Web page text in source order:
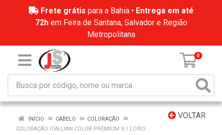
Frete grátis para a Bahia • Entrega em até
72hem Feira de Santana, Salvador e Região
Metropolitana
0
VOLTAR
INÍCIO CABELO
COLORAÇÃO
COLORAÇÃO ITALLIAN COLOR PREMIUM 9.1 LOIRO